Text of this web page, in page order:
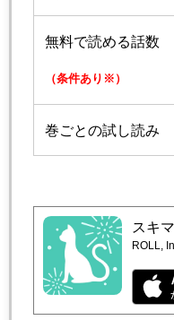
無料で読める話数
（条件あり※）
巻ごとの試し読み
スキ
ROLL,